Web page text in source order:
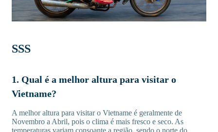
SSS
1. Qual é a melhor altura para visitar o
Vietname?
A melhor altura para visitar o Vietname é geralmente de
Novembro a Abril, pois o clima é mais fresco e seco. As
temperaturas variam consoante a região, sendo o norte do